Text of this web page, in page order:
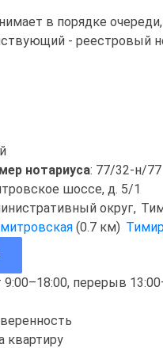
в порядке
- реестровый
нотариуса: 77/32-н/77
шоссе, д. 5/1
округ,
(0.7 км)
9:00–18:00, перерыв
квартиру